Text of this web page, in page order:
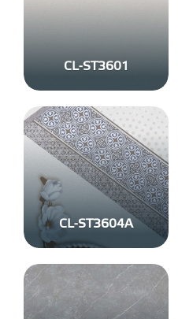
CL-ST3601
CL-ST3604A